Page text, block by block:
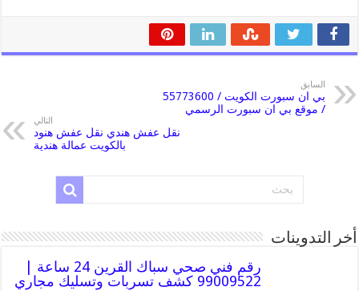
السابق
بي ان سبورت الكويت / 55773600
/ موقع بي ان سبورت الرسمي
التالي
نقل عفش هندي نقل عفش هنود
بالكويت عمالة هندية
أخر التدوينات
رقم فني صحي سباك القرين 24 ساعة |
99009522 كشف تسربات وتسليك مجاري